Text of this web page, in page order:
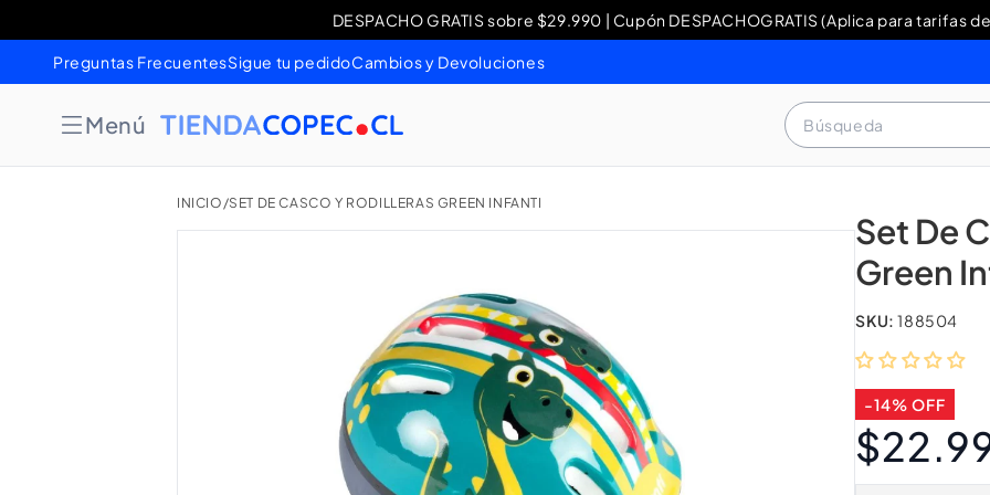
al contenido
DESPACHO GRATIS sobre $29.990 | Cupón DESPACHOGRATIS (Aplica para tarifas
Cambios y Devoluciones: contacto WhatsApp + 56 9 3460 4429 o al
Preguntas FrecuentesSigue tu pedidoCambios y Devoluciones
Menú Búsqueda
INICIO/SET DE CASCO Y RODILLERAS GREEN INFANTI
Set De
Green
SKU: 188504
-14% OFF